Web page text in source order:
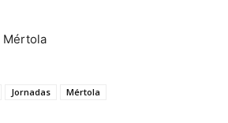
Mértola
Jornadas Mértola